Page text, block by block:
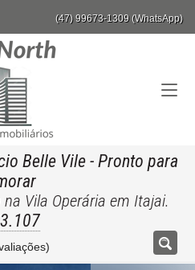
(47) 99673-1309 (WhatsApp)
Belle Vile- Pronto para
Vila Operária em Itajai.